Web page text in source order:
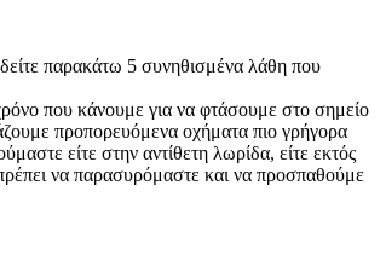
παρακάτω 5 συνηθισμένα λάθη που
που κάνουμε για να φτάσουμε στο σημείο
προπορευόμενα οχήματα πιο γρήγορα
είτε στην αντίθετη λωρίδα, είτε εκτός
να παρασυρόμαστε και να προσπαθούμε